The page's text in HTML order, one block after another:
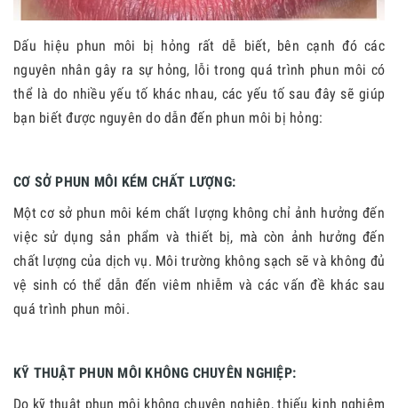
Dấu hiệu phun môi bị hỏng rất dễ biết, bên cạnh đó các
nguyên nhân gây ra sự hỏng, lỗi trong quá trình phun môi có
thể là do nhiều yếu tố khác nhau, các yếu tố sau đây sẽ giúp
bạn biết được nguyên do dẫn đến phun môi bị hỏng:
CƠ SỞ PHUN MÔI KÉM CHẤT LƯỢNG:
Một cơ sở phun môi kém chất lượng không chỉ ảnh hưởng đến
việc sử dụng sản phẩm và thiết bị, mà còn ảnh hưởng đến
chất lượng của dịch vụ. Môi trường không sạch sẽ và không đủ
vệ sinh có thể dẫn đến viêm nhiễm và các vấn đề khác sau
quá trình phun môi.
KỸ THUẬT PHUN MÔI KHÔNG CHUYÊN NGHIỆP:
Do kỹ thuật phun môi không chuyên nghiệp, thiếu kinh nghiệm